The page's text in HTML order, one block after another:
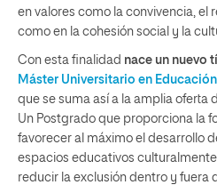
en valores como la convivencia, el
como en la cohesión social y la
Con esta finalidad nace un nuevo
Máster Universitario en
que se suma así a la amplia oferta
Un Postgrado que proporciona la
favorecer al máximo el desarrollo
espacios educativos
reducir la exclusión dentro y fuera